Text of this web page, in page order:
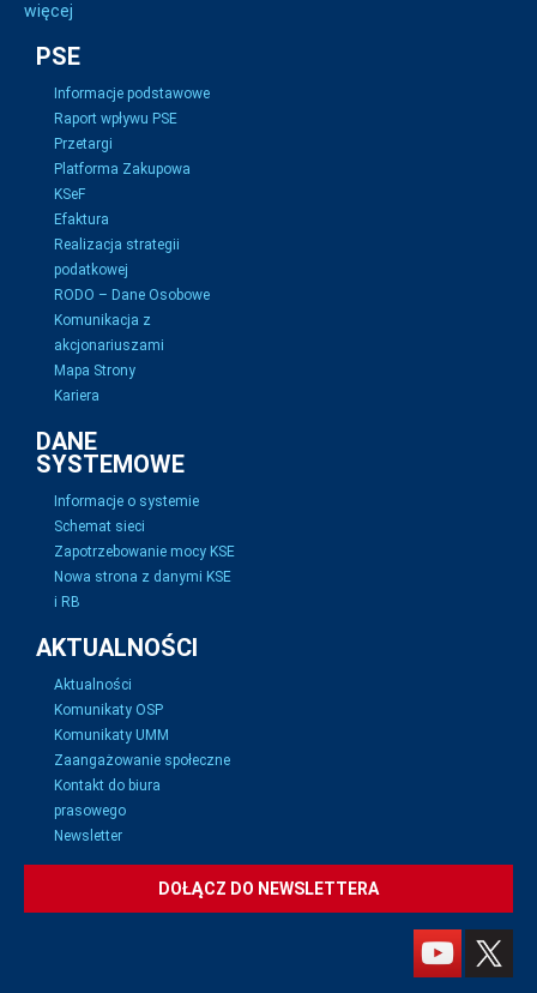
więcej
PSE
Informacje podstawowe
Raport wpływu PSE
Przetargi
Platforma Zakupowa
KSeF
Efaktura
Realizacja strategii
podatkowej
RODO – Dane Osobowe
Komunikacja z
akcjonariuszami
Mapa Strony
Kariera
DANE
SYSTEMOWE
Informacje o systemie
Schemat sieci
Zapotrzebowanie mocy KSE
Nowa strona z danymi KSE
i RB
AKTUALNOŚCI
Aktualności
Komunikaty OSP
Komunikaty UMM
Zaangażowanie społeczne
Kontakt do biura
prasowego
Newsletter
DOŁĄCZ DO NEWSLETTERA